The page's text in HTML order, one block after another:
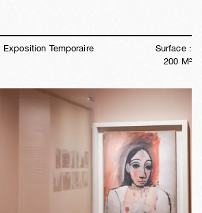
Exposition Temporaire
Surface :
200 M²